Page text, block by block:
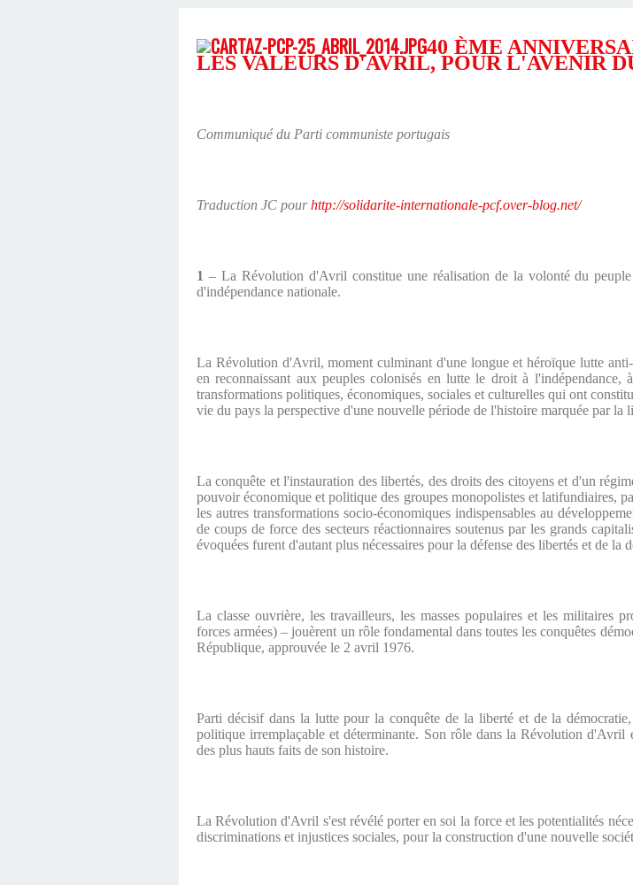
40 ÈME
LES VALEURS D'AVRIL, POUR L'AVENIR
Communiqué du Parti communiste portugais
Traduction JC pourhttp://solidarite-internationale-pcf.over-blog.net/
1 – La Révolution d'Avril constitue une réalisation de la volonté du
d'indépendance nationale.
La Révolution d'Avril, moment culminant d'une longue et héroïque lutte
en reconnaissant aux peuples colonisés en lutte le droit à
transformations politiques, économiques, sociales et culturelles qui ont
vie du pays la perspective d'une nouvelle période de l'histoire marquée par la
La conquête et l'instauration des libertés, des droits des citoyens et d'un
pouvoir économique et politique des groupes monopolistes et latifundiaires,
les autres transformations socio-économiques indispensables au
de coups de force des secteurs réactionnaires soutenus par les grands
évoquées furent d'autant plus nécessaires pour la défense des libertés et de la
La classe ouvrière, les travailleurs, les masses populaires et les militaires
forces armées) – jouèrent un rôle fondamental dans toutes les conquêtes
République, approuvée le 2 avril 1976.
Parti décisif dans la lutte pour la conquête de la liberté et de la
politique irremplaçable et déterminante. Son rôle dans la Révolution
des plus hauts faits de son histoire.
La Révolution d'Avril s'est révélé porter en soi la force et les potentialités
discriminations et injustices sociales, pour la construction d'une nouvelle